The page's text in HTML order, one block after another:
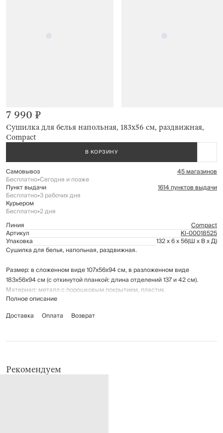
Сушилка для белья напольная, 183x56 см, раздвижная,
Compact
7 990 ₽
В КОРЗИНУ
Самовывоз 45 магазинов
Бесплатно•Сегодня и позже
Пункт выдачи 1614 пунктов выдачи
Бесплатно•3 рабочих дня
Курьером
Бесплатно•2 дня
Линия
Compact
Артикул Kl-00018525
Упаковка 132 x 6 x 56(Ш x В x Д)
Сушилка для белья, напольная, раздвижная.
Размер: в сложенном виде 107х56х94 см, в разложенном виде
183х56х94 см (с откинутой планкой: длина отделений 137 и 42 см).
Материал: металл с порошковым покрытием, пластик.
для сушки, прорезями для сушки мелких вещей, 2-мя колесами для
дома.
Полное описание
Доставка
Оплата Возврат
Рекомендуем